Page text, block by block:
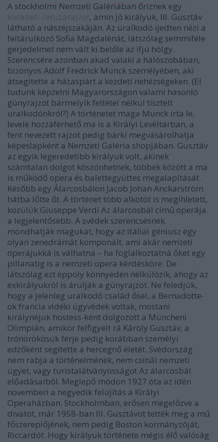
A stockholmi Nemzeti Galériában őriznek egy
korabeli ceruzarajzot, amin jó királyuk, III. Gusztáv
látható a nászéjszakáján. Az uralkodó ijedten nézi a
feltárulkozó Sofia Magdalénát, látszólag semmiféle
gerjedelmet nem vált ki belőle az ifjú hölgy.
Szerencsére azonban akad valaki a hálószobában,
bizonyos Adolf Fredrick Munck személyében, aki
átsegítette a házaspárt a kezdeti nehézségeken. (El
tudunk képzelni Magyarországon valami hasonló
gúnyrajzot bármelyik feltétel nélkül tisztelt
uralkodónkról?) A történetet maga Munck írta le,
levele hozzáférhető ma is a Királyi Levéltárban, a
fent nevezett rajzot pedig bárki megvásárolhatja
képeslapként a Nemzeti Galéria shopjában. Gusztáv
az egyik legeredetibb királyuk volt, akinek
számtalan dolgot köszönhetnek, többek között a ma
is működő opera és balettegyüttes megalapítását.
Később egy Álarcosbálon Jacob Johan Anckarström
hátba lőtte őt. A történet több alkotót is megihletett,
közülük Giuseppe Verdi Az álarcosbál című operája
a legjelentősebb. A svédek szerencsésnek
mondhatják magukat, hogy az itáliai géniusz egy
olyan zenedrámát komponált, ami akár nemzeti
operájukká is válhatna – ha foglalkoztatná őket egy
pillanatig is a nemzeti opera kérdésköre. De
látszólag ezt éppoly könnyedén nélkülözik, ahogy az
exkirályukról is árulják a gúnyrajzot. Ne feledjük,
hogy a jelenleg uralkodó család ősei, a Bernadotte-
ok francia vidéki ügyvédek voltak, mostani
királynéjuk hostess-ként dolgozott a Müncheni
Olimpián, amikor felfigyelt rá Károly Gusztáv, a
trónörökösük férje pedig korábban személyi
edzőként segítette a hercegnő életét. Svédország
nem rabja a történelmének, nem csinál nemzeti
ügyet, vagy turistalátványosságot Az álarcosbál
előadásaiból. Meglepő módon 1927 óta az idén
novemberi a negyedik felújítás a Királyi
Operaházban. Stockholmban, erősen megelőzve a
divatot, már 1958-ban III. Gusztávot tették meg a mű
főszereplőjének, nem pedig Boston kormányzóját,
Riccardót. Hogy királyuk története mégis élő valóság